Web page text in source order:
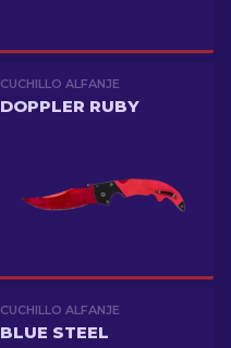
CUCHILLO ALFANJE
DOPPLER RUBY
CUCHILLO ALFANJE
BLUE STEEL